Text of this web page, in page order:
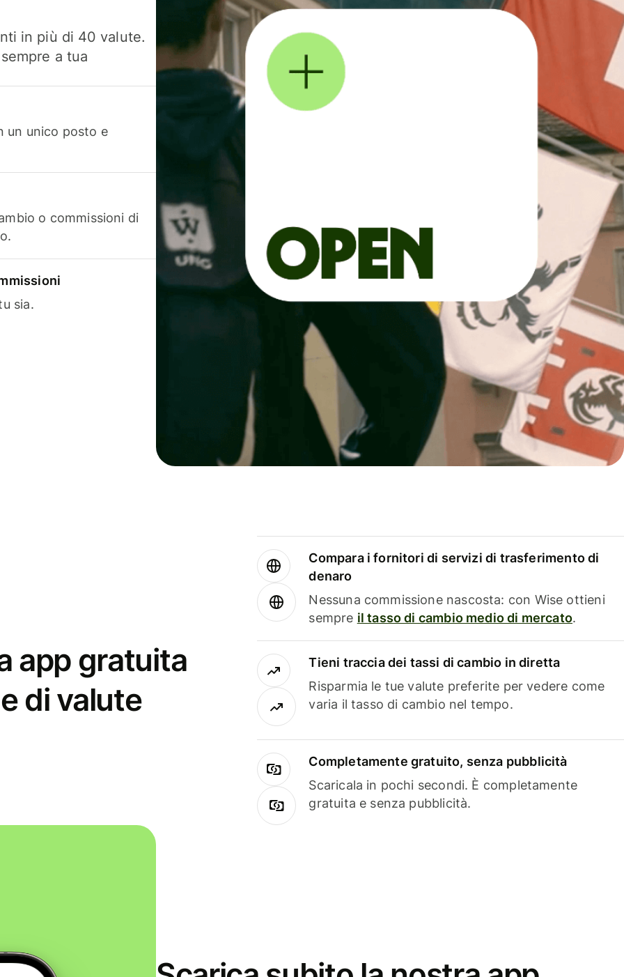
in più di 40 valute.
a tua
un unico posto e
o commissioni di
sia.
app gratuita
di valute
Compara i fornitori di servizi di trasferimento di
denaro
Nessuna commissione nascosta: con Wise ottieni
sempre il tasso di cambio medio di mercato.
Tieni traccia dei tassi di cambio in diretta
Risparmia le tue valute preferite per vedere come
varia il tasso di cambio nel tempo.
Completamente gratuito, senza pubblicità
Scaricala in pochi secondi. È completamente
gratuita e senza pubblicità.